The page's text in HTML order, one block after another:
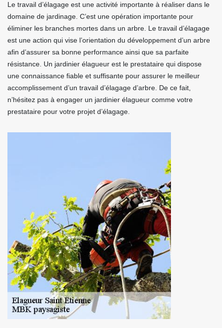
Le travail d’élagage est une activité importante à réaliser dans le
domaine de jardinage. C’est une opération importante pour
éliminer les branches mortes dans un arbre. Le travail d’élagage
est une action qui vise l’orientation du développement d’un arbre
afin d’assurer sa bonne performance ainsi que sa parfaite
résistance. Un jardinier élagueur est le prestataire qui dispose
une connaissance fiable et suffisante pour assurer le meilleur
accomplissement d’un travail d’élagage d’arbre. De ce fait,
n’hésitez pas à engager un jardinier élagueur comme votre
prestataire pour votre projet d’élagage.